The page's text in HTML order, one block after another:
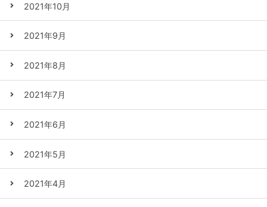
2021年10月
2021年9月
2021年8月
2021年7月
2021年6月
2021年5月
2021年4月